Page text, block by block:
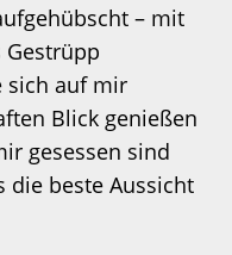
– mit
Gestrüpp
sich auf mir
Blick genießen
gesessen sind
die beste Aussicht